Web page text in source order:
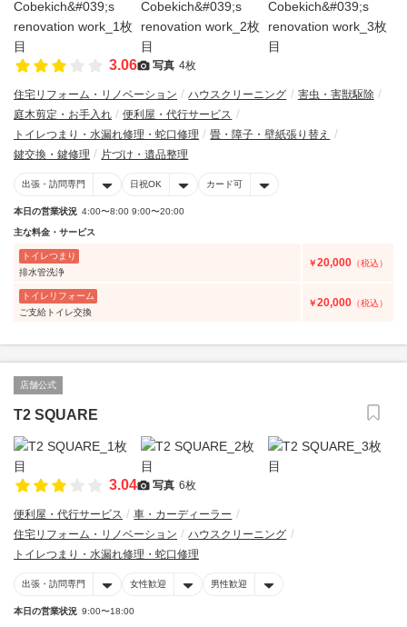
3.06 写真 4枚
住宅リフォーム・リノベーション ハウスクリーニング
害虫・害獣駆除
庭木剪定・お手入れ
便利屋・代行サービス
トイレつまり・水漏れ修理・蛇口修理
畳・障子・壁紙張り替え
鍵交換・鍵修理
片づけ・遺品整理
出張・訪問専門 日祝OK カード可
本日の営業状況 4:00〜8:00 9:00〜20:00
主な料金・サービス
トイレつまり
排水管洗浄
￥20,000 （税込）
トイレリフォーム
ご支給トイレ交換
￥20,000 （税込）
店舗公式
T2 SQUARE
3.04 写真 6枚
便利屋・代行サービス
車・カーディーラー
住宅リフォーム・リノベーション
ハウスクリーニング
トイレつまり・水漏れ修理・蛇口修理
出張・訪問専門 女性歓迎 男性歓迎
本日の営業状況 9:00〜18:00